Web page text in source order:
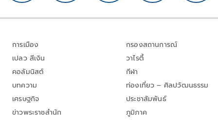
การเมือง
เปลว สีเงิน
คอลัมนิสต์
บทความ
เศรษฐกิจ
ข่าวพระราชสำนัก
กรองสถานการณ์
วาไรตี้
กีฬา
ท่องเที่ยว – ศิลปวัฒนธรรม
ประชาสัมพันธ์
ภูมิภาค